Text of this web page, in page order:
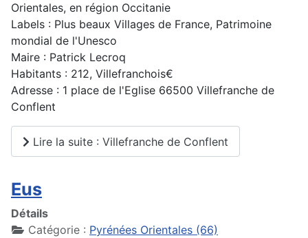
Orientales, en région Occitanie
Labels : Plus beaux Villages de France, Patrimoine
mondial de l'Unesco
Maire : Patrick Lecroq
Habitants : 212, Villefranchois€
Adresse : 1 place de l'Eglise 66500 Villefranche de
Conflent
Lire la suite : Villefranche de Conflent
Eus
Détails
Catégorie : Pyrénées Orientales (66)